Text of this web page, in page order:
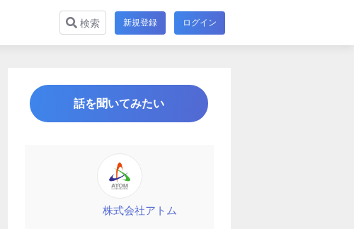
検索 新規登録 ログイン
話を聞いてみたい
株式会社アトム